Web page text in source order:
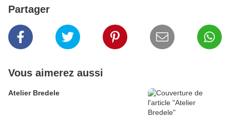
Partager
Vous aimerez aussi
Atelier Bredele